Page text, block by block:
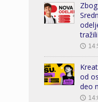
tražili
🕔
od
deo
🕔